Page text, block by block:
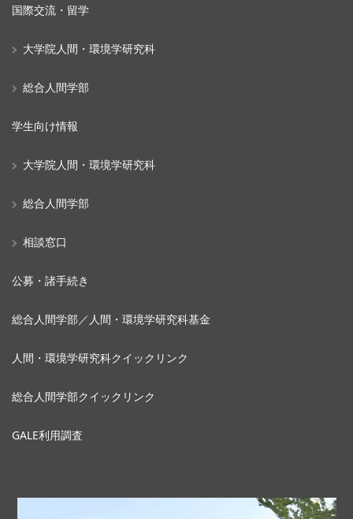
国際交流・留学
大学院人間・環境学研究科
総合人間学部
学生向け情報
大学院人間・環境学研究科
総合人間学部
相談窓口
公募・諸手続き
総合人間学部／人間・環境学研究科基金
人間・環境学研究科クイックリンク
総合人間学部クイックリンク
GALE利用調査